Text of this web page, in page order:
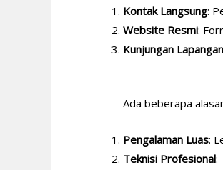
Kontak Langsung:
Website Resmi:
Kunjungan
Ada beberapa
Pengalaman Luas:
Teknisi Profesional: